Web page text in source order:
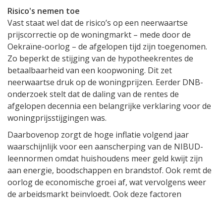
Risico's nemen toe
Vast staat wel dat de risico’s op een neerwaartse
prijscorrectie op de woningmarkt – mede door de
Oekraïne-oorlog – de afgelopen tijd zijn toegenomen.
Zo beperkt de stijging van de hypotheekrentes de
betaalbaarheid van een koopwoning. Dit zet
neerwaartse druk op de woningprijzen. Eerder DNB-
onderzoek stelt dat de daling van de rentes de
afgelopen decennia een belangrijke verklaring voor de
woningprijsstijgingen was.
Daarbovenop zorgt de hoge inflatie volgend jaar
waarschijnlijk voor een aanscherping van de NIBUD-
leennormen omdat huishoudens meer geld kwijt zijn
aan energie, boodschappen en brandstof. Ook remt de
oorlog de economische groei af, wat vervolgens weer
de arbeidsmarkt beïnvloedt. Ook deze factoren